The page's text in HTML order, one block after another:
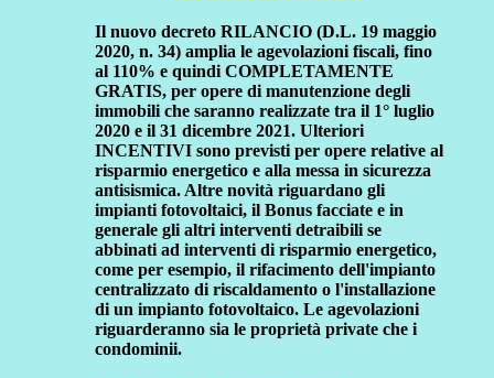
Il nuovo decreto RILANCIO (D.L. 19 maggio
2020, n. 34) amplia le agevolazioni fiscali, fino
al 110% e quindi COMPLETAMENTE
GRATIS, per opere di manutenzione degli
immobili che saranno realizzate tra il 1° luglio
2020 e il 31 dicembre 2021. Ulteriori
INCENTIVI sono previsti per opere relative al
risparmio energetico e alla messa in sicurezza
antisismica. Altre novità riguardano gli
impianti fotovoltaici, il Bonus facciate e in
generale gli altri interventi detraibili se
abbinati ad interventi di risparmio energetico,
come per esempio, il rifacimento dell'impianto
centralizzato di riscaldamento o l'installazione
di un impianto fotovoltaico. Le agevolazioni
riguarderanno sia le proprietà private che i
condominii.